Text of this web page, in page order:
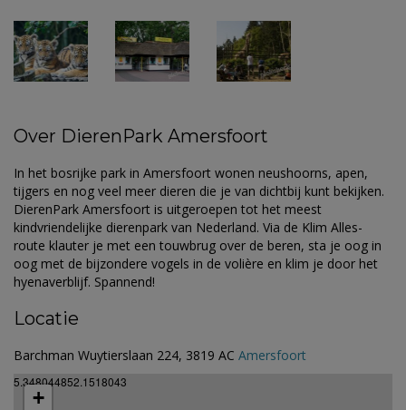
Over DierenPark Amersfoort
In het bosrijke park in Amersfoort wonen neushoorns, apen,
tijgers en nog veel meer dieren die je van dichtbij kunt bekijken.
DierenPark Amersfoort is uitgeroepen tot het meest
kindvriendelijke dierenpark van Nederland. Via de Klim Alles-
route klauter je met een touwbrug over de beren, sta je oog in
oog met de bijzondere vogels in de volière en klim je door het
hyenaverblijf. Spannend!
Locatie
Barchman Wuytierslaan 224, 3819 AC Amersfoort
5.348044852.1518043
+